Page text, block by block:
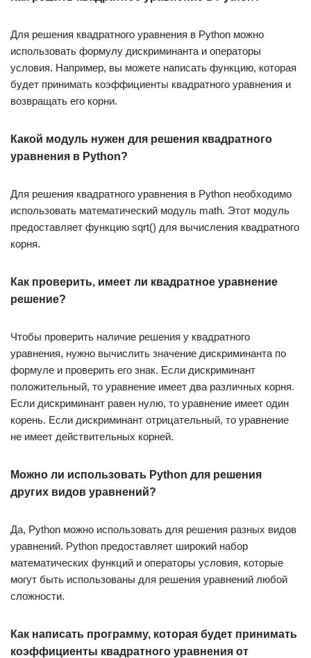
Для решения квадратного уравнения в Python можно
использовать формулу дискриминанта и операторы
условия. Например, вы можете написать функцию, которая
будет принимать коэффициенты квадратного уравнения и
возвращать его корни.
Какой модуль нужен для решения квадратного
уравнения в Python?
Для решения квадратного уравнения в Python необходимо
использовать математический модуль math. Этот модуль
предоставляет функцию sqrt() для вычисления квадратного
корня.
Как проверить, имеет ли квадратное уравнение
решение?
Чтобы проверить наличие решения у квадратного
уравнения, нужно вычислить значение дискриминанта по
формуле и проверить его знак. Если дискриминант
положительный, то уравнение имеет два различных корня.
Если дискриминант равен нулю, то уравнение имеет один
корень. Если дискриминант отрицательный, то уравнение
не имеет действительных корней.
Можно ли использовать Python для решения
других видов уравнений?
Да, Python можно использовать для решения разных видов
уравнений. Python предоставляет широкий набор
математических функций и операторы условия, которые
могут быть использованы для решения уравнений любой
сложности.
Как написать программу, которая будет принимать
коэффициенты квадратного уравнения от